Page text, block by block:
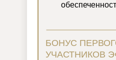
БОНУС
УЧАСТНИКОВ